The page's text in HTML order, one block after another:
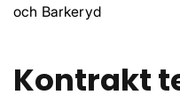
och Barkeryd
Kontrakt